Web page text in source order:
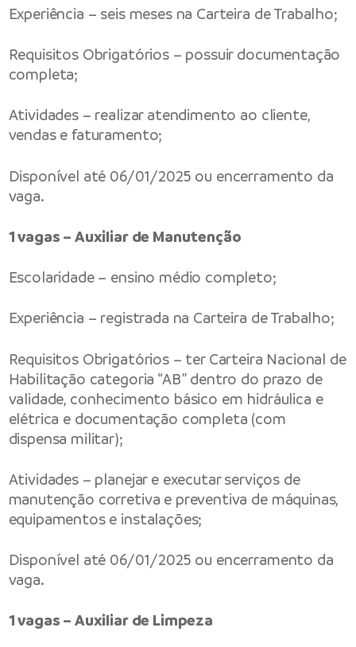
Experiência – seis meses na Carteira de Trabalho;
Requisitos Obrigatórios – possuir documentação
completa;
Atividades – realizar atendimento ao cliente,
vendas e faturamento;
Disponível até 06/01/2025 ou encerramento da
vaga.
1 vagas – Auxiliar de Manutenção
Escolaridade – ensino médio completo;
Experiência – registrada na Carteira de Trabalho;
Requisitos Obrigatórios – ter Carteira Nacional de
Habilitação categoria “AB” dentro do prazo de
validade, conhecimento básico em hidráulica e
elétrica e documentação completa (com
dispensa militar);
Atividades – planejar e executar serviços de
manutenção corretiva e preventiva de máquinas,
equipamentos e instalações;
Disponível até 06/01/2025 ou encerramento da
vaga.
1 vagas – Auxiliar de Limpeza